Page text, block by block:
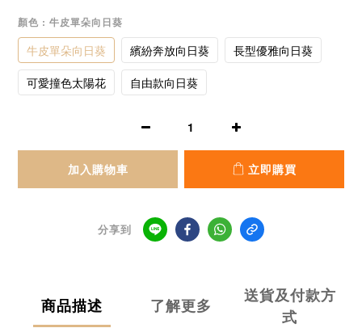
顏色 : 牛皮單朵向日葵
牛皮單朵向日葵 繽紛奔放向日葵
長型優雅向日葵
可愛撞色太陽花
自由款向日葵
加入購物車 立即購買
分享到
商品描述 了解更多
送貨及付款方
式